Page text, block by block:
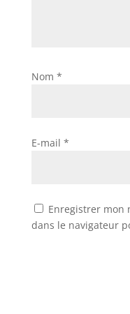
Nom *
E-mail *
Enregistrer mon
dans le navigateur